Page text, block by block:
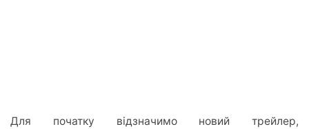
Для початку відзначимо новий трейлер,